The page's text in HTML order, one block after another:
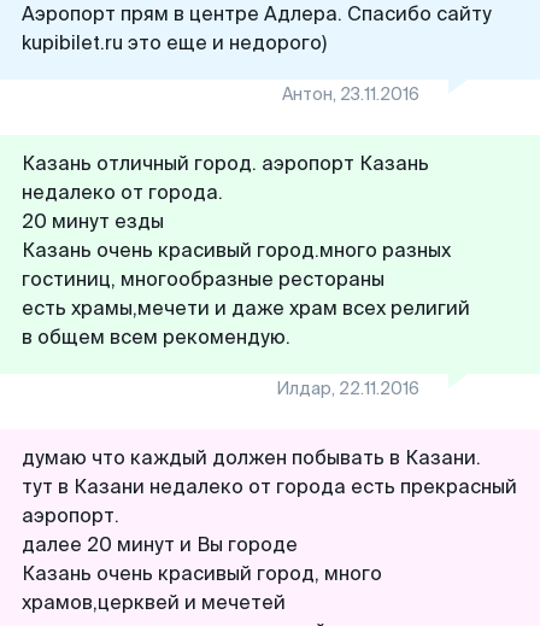
Аэропорт прям в центре Адлера. Спасибо сайту
kupibilet.ru это еще и недорого)
Антон, 23.11.2016
Казань отличный город. аэропорт Казань
недалеко от города.
20 минут езды
Казань очень красивый город.много разных
гостиниц, многообразные рестораны
есть храмы,мечети и даже храм всех религий
в общем всем рекомендую.
Илдар, 22.11.2016
думаю что каждый должен побывать в Казани.
тут в Казани недалеко от города есть прекрасный
аэропорт.
далее 20 минут и Вы городе
Казань очень красивый город, много
храмов,церквей и мечетей